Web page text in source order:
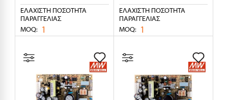
ΕΛΆΧΙΣΤΗ ΠΟΣΌΤΗΤΑ
ΠΑΡΑΓΓΕΛΊΑΣ
MOQ: 1
ΕΛΆΧΙΣΤΗ ΠΟΣΌΤΗΤΑ
ΠΑΡΑΓΓΕΛΊΑΣ
MOQ: 1